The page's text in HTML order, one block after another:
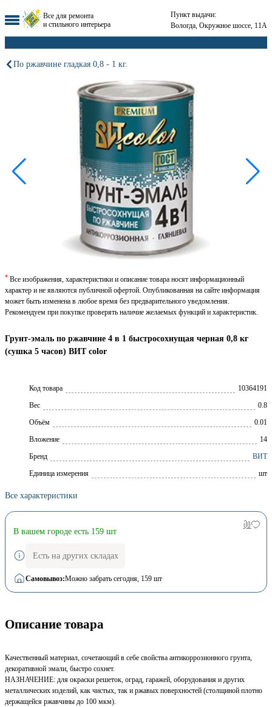
Все для ремонта
и стильного интерьера
Пункт выдачи:
Вологда, Окружное шоссе, 11А
По ржавчине гладкая 0,8 - 1 кг.
Грунт-эмаль по ржавчине 4 в 1 быстросохнущая черная 0,8 кг
(сушка 5 часов) ВИТ color
Код товара
10364191
Вес
0.8
Объём
0.01
Вложение
14
Брeнд
ВИТ
Единица измерения
шт
Все характеристики
* Все изображения, характеристики и описание товара носят информационный
характер и не являются публичной офертой. Опубликованная на сайте информация
может быть изменена в любое время без предварительного уведомления.
Рекомендуем при покупке проверять наличие желаемых функций и характеристик.
В вашем городе есть 159 шт
Есть на других складах
Самовывоз:Можно забрать сегодня, 159 шт
Описание товара
Качественный материал, сочетающий в себе свойства антикоррозионного грунта,
декоративной эмали, быстро сохнет.
НАЗНАЧЕНИЕ: для окраски решеток, оград, гаражей, оборудования и других
металлических изделий, как чистых, так и ржавых поверхностей (столщиной плотно
держащейся ржавчины до 100 мкм).